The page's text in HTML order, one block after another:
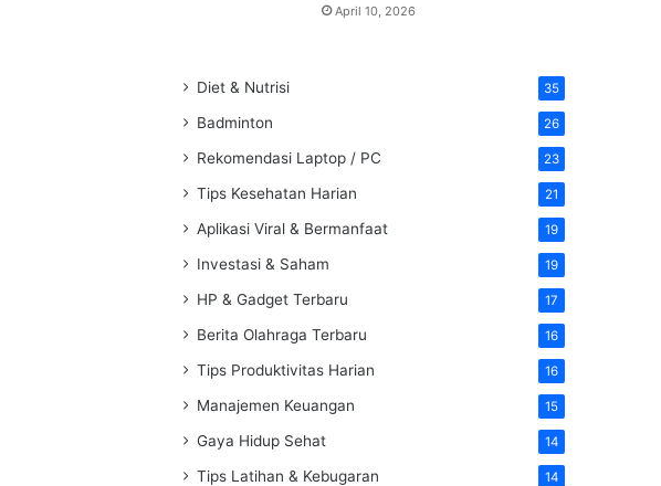
April 10, 2026
Diet & Nutrisi 35
Badminton 26
Rekomendasi Laptop / PC 23
Tips Kesehatan Harian 21
Aplikasi Viral & Bermanfaat 19
Investasi & Saham 19
HP & Gadget Terbaru 17
Berita Olahraga Terbaru 16
Tips Produktivitas Harian 16
Manajemen Keuangan 15
Gaya Hidup Sehat 14
Tips Latihan & Kebugaran 14